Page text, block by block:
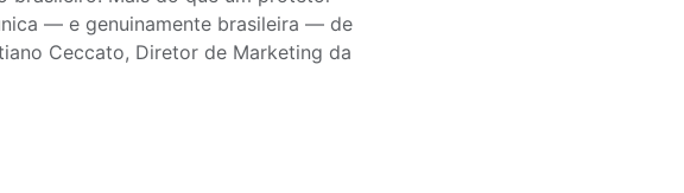
— e genuinamente brasileira — de
Ceccato, Diretor de Marketing da